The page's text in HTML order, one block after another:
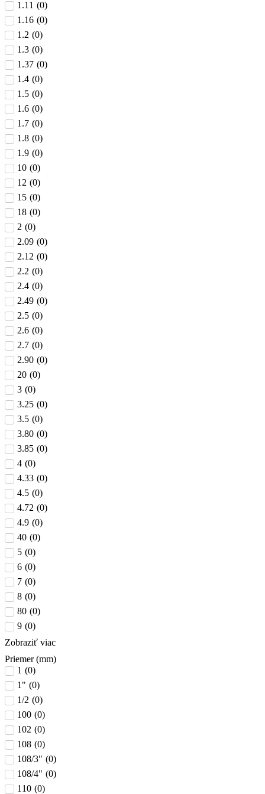
1.11 (0)
1.16 (0)
1.2 (0)
1.3 (0)
1.37 (0)
1.4 (0)
1.5 (0)
1.6 (0)
1.7 (0)
1.8 (0)
1.9 (0)
10 (0)
12 (0)
15 (0)
18 (0)
2 (0)
2.09 (0)
2.12 (0)
2.2 (0)
2.4 (0)
2.49 (0)
2.5 (0)
2.6 (0)
2.7 (0)
2.90 (0)
20 (0)
3 (0)
3.25 (0)
3.5 (0)
3.80 (0)
3.85 (0)
4 (0)
4.33 (0)
4.5 (0)
4.72 (0)
4.9 (0)
40 (0)
5 (0)
6 (0)
7 (0)
8 (0)
80 (0)
9 (0)
Zobraziť viac
Priemer (mm)
1 (0)
1" (0)
1/2 (0)
100 (0)
102 (0)
108 (0)
108/3" (0)
108/4" (0)
110 (0)